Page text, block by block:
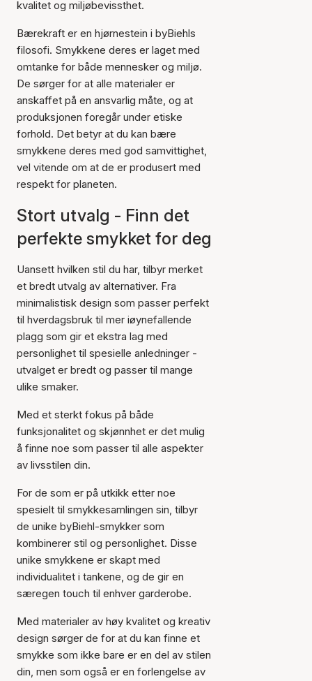
kvalitet og miljøbevissthet.
Bærekraft er en hjørnestein i byBiehls
filosofi. Smykkene deres er laget med
omtanke for både mennesker og miljø.
De sørger for at alle materialer er
anskaffet på en ansvarlig måte, og at
produksjonen foregår under etiske
forhold. Det betyr at du kan bære
smykkene deres med god samvittighet,
vel vitende om at de er produsert med
respekt for planeten.
Stort utvalg - Finn det
perfekte smykket for deg
Uansett hvilken stil du har, tilbyr merket
et bredt utvalg av alternativer. Fra
minimalistisk design som passer perfekt
til hverdagsbruk til mer iøynefallende
plagg som gir et ekstra lag med
personlighet til spesielle anledninger -
utvalget er bredt og passer til mange
ulike smaker.
Med et sterkt fokus på både
funksjonalitet og skjønnhet er det mulig
å finne noe som passer til alle aspekter
av livsstilen din.
For de som er på utkikk etter noe
spesielt til smykkesamlingen sin, tilbyr
de unike byBiehl-smykker som
kombinerer stil og personlighet. Disse
unike smykkene er skapt med
individualitet i tankene, og de gir en
særegen touch til enhver garderobe.
Med materialer av høy kvalitet og kreativ
design sørger de for at du kan finne et
smykke som ikke bare er en del av stilen
din, men som også er en forlengelse av